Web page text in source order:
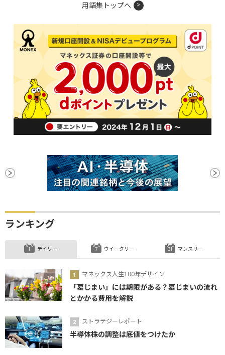
用語集トップへ
ランキング
デイリー
マネックス人生100年デザイン
「墓じまい」には期限がある？墓じまいの流れ
とかかる費用を解説
ストラテジーレポート
半導体株の調整は底値をつけたか
ウイークリー マンスリー